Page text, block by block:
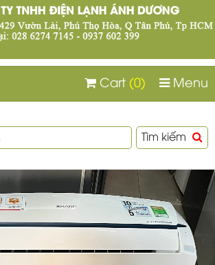
Menu
Cart (0)
Tìm kiếm